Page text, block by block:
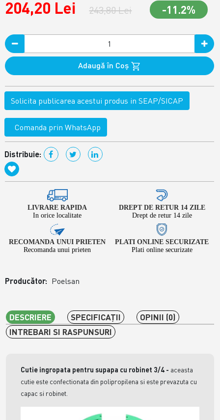
204,20 Lei 243,80 Lei -11.2%
Adaugă în Coş
Solicita publicarea acestui produs in SEAP/SICAP
Comanda prin WhatsApp
Distribuie:
LIVRARE RAPIDA
In orice localitate
DREPT DE RETUR 14 ZILE
Drept de retur 14 zile
RECOMANDA UNUI PRIETEN
Recomanda unui prieten
PLATI ONLINE SECURIZATE
Plati online securizate
Producător: Poelsan
DESCRIERE SPECIFICAŢII
OPINII (0)
INTREBARI SI RASPUNSURI
Cutie ingropata pentru supapa cu robinet 3/4 - aceasta
cutie este confectionata din polipropilena si este prevazuta cu
capac si robinet.